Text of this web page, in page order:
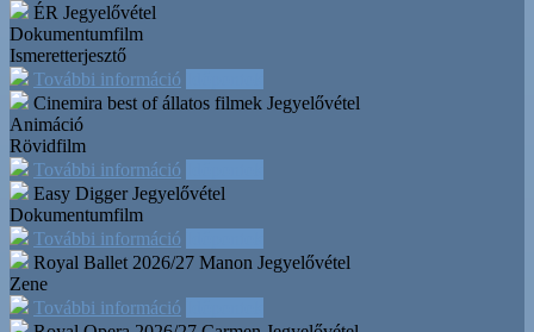
ÉR Jegyelővétel
Dokumentumfilm
Ismeretterjesztő
További információ
Cinemira best of állatos filmek Jegyelővétel
Animáció
Rövidfilm
További információ
Easy Digger Jegyelővétel
Dokumentumfilm
További információ
Royal Ballet 2026/27 Manon Jegyelővétel
Zene
További információ